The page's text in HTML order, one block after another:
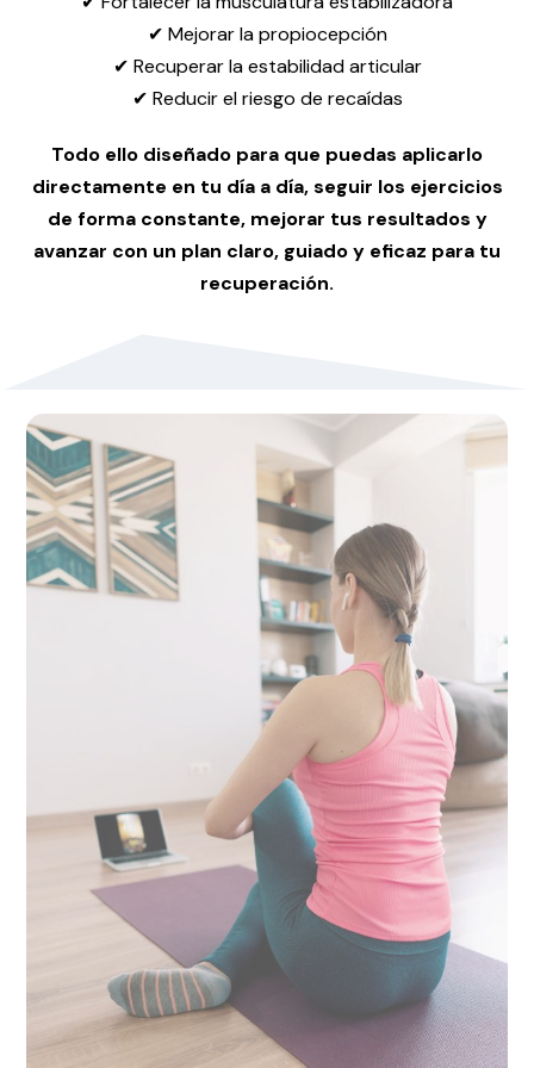
✔ Mejorar la propiocepción
✔ Recuperar la estabilidad articular
✔ Reducir el riesgo de recaídas
Todo ello diseñado para que puedas aplicarlo
directamente en tu día a día, seguir los ejercicios
de forma constante, mejorar tus resultados y
avanzar con un plan claro, guiado y eficaz para tu
recuperación.